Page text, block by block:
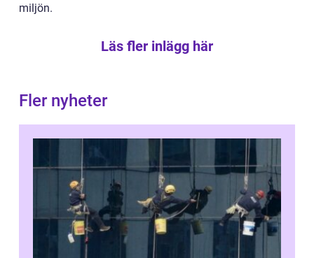
miljön.
Läs fler inlägg här
Fler nyheter